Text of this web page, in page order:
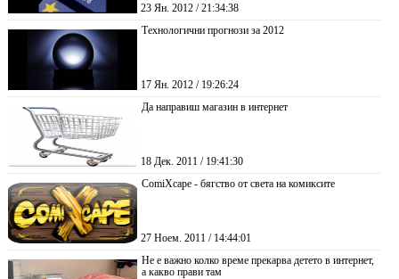
23 Ян. 2012 / 21:34:38
Технологични прогнози за 2012
17 Ян. 2012 / 19:26:24
Да направиш магазин в интернет
18 Дек. 2011 / 19:41:30
ComiXcape - бягство от света на комиксите
27 Ноем. 2011 / 14:44:01
Не е важно колко време прекарва детето в интернет,
а какво прави там